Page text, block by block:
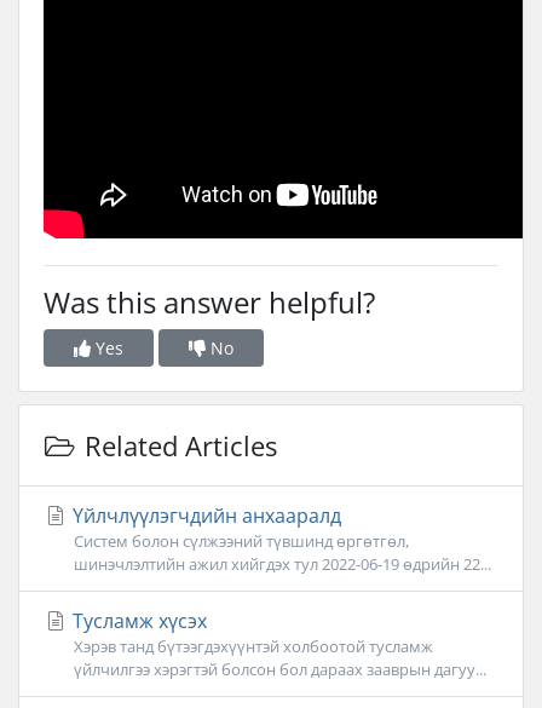
Was this answer helpful?
Yes No
Related Articles
Үйлчлүүлэгчдийн анхааралд
Систем болон сүлжээний түвшинд өргөтгөл,
шинэчлэлтийн ажил хийгдэх тул 2022-06-19 өдрийн 22...
Тусламж хүсэх
Хэрэв танд бүтээгдэхүүнтэй холбоотой тусламж
үйлчилгээ хэрэгтэй болсон бол дараах зааврын дагуу...